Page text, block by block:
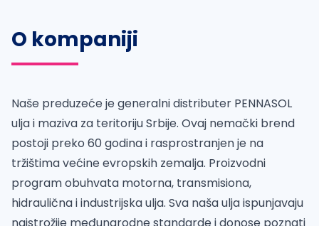
O kompaniji
Naše preduzeće je generalni distributer PENNASOL
ulja i maziva za teritoriju Srbije. Ovaj nemački brend
postoji preko 60 godina i rasprostranjen je na
tržištima većine evropskih zemalja. Proizvodni
program obuhvata motorna, transmisiona,
hidraulična i industrijska ulja. Sva naša ulja ispunjavaju